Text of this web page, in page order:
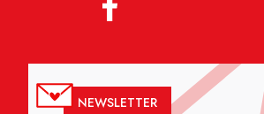
NEWSLETTER